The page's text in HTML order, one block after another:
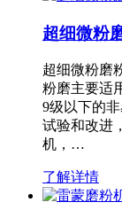
超细微粉
超细微粉磨
粉磨主要适
9级以下的
试验和改进
机，…
了解详情